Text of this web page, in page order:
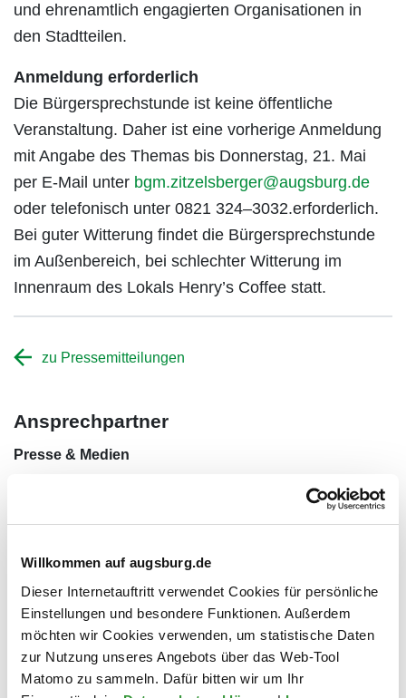
Willkommen auf augsburg.de
Dieser Internetauftritt verwendet Cookies für persönliche
Einstellungen und besondere Funktionen. Außerdem
möchten wir Cookies verwenden, um statistische Daten
zur Nutzung unseres Angebots über das Web-Tool
Matomo zu sammeln. Dafür bitten wir um Ihr
und ehrenamtlich engagierten Organisationen in
den Stadtteilen.
Anmeldung erforderlich
Die Bürgersprechstunde ist keine öffentliche
Veranstaltung. Daher ist eine vorherige Anmeldung
mit Angabe des Themas bis Donnerstag, 21. Mai
per E-Mail unter bgm.zitzelsberger@augsburg.de
oder telefonisch unter 0821 324–3032.erforderlich.
Bei guter Witterung findet die Bürgersprechstunde
im Außenbereich, bei schlechter Witterung im
Innenraum des Lokals Henry’s Coffee statt.
zu Pressemitteilungen
Ansprechpartner
Presse & Medien
Telefon 0821 324-9423
E-Mail presse@augsburg.de
Wir sind für Sie da: